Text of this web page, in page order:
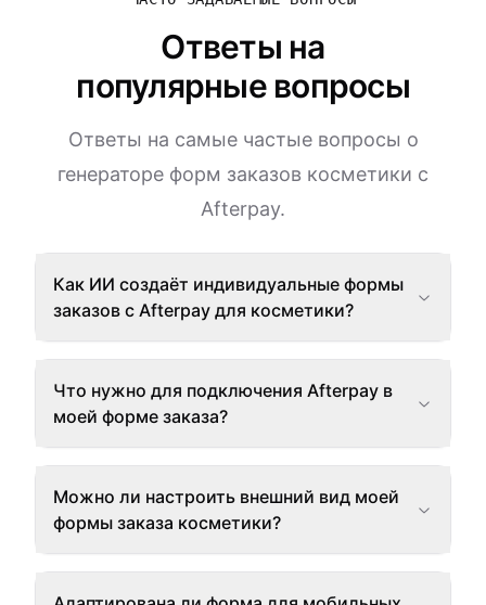
Ответы на
популярные вопросы
Ответы на самые частые вопросы о
генераторе форм заказов косметики с
Afterpay.
Как ИИ создаёт индивидуальные формы
заказов с Afterpay для косметики?
Что нужно для подключения Afterpay в
моей форме заказа?
Можно ли настроить внешний вид моей
формы заказа косметики?